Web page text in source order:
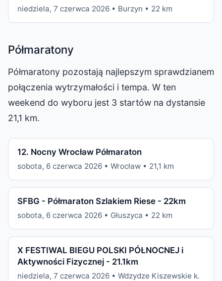
niedziela, 7 czerwca 2026 • Burzyn • 22 km
Półmaratony
Półmaratony pozostają najlepszym sprawdzianem
połączenia wytrzymałości i tempa. W ten
weekend do wyboru jest 3 startów na dystansie
21,1 km.
12. Nocny Wrocław Półmaraton
sobota, 6 czerwca 2026 • Wrocław • 21,1 km
SFBG - Półmaraton Szlakiem Riese - 22km
sobota, 6 czerwca 2026 • Głuszyca • 22 km
X FESTIWAL BIEGU POLSKI PÓŁNOCNEJ i
Aktywności Fizycznej - 21.1km
niedziela, 7 czerwca 2026 • Wdzydze Kiszewskie k.